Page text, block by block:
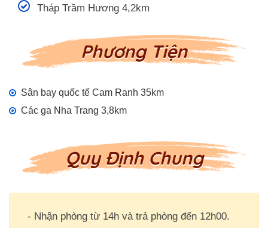
Tháp Trầm Hương 4,2km
Phương Tiện
Sân bay quốc tế Cam Ranh 35km
Các ga Nha Trang 3,8km
Quy Định Chung
- Nhận phòng từ 14h và trả phòng đến 12h00.